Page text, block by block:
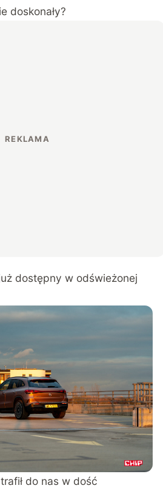
doskonały?
dostępny w odświeżonej
do nas w dość